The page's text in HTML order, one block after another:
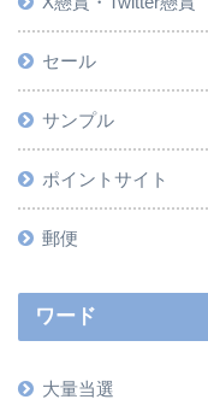
セール
サンプル
ポイントサイト
郵便
ワード
大量当選